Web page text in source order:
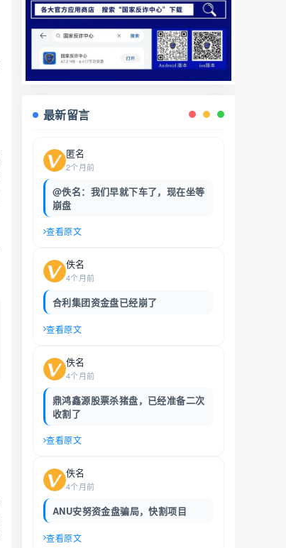
最新留言
匿名
2个月前
@佚名：我们早就下车了，现在坐等
崩盘
查看原文
佚名
4个月前
合利集团资金盘已经崩了
查看原文
佚名
4个月前
鼎鸿鑫源股票杀猪盘，已经准备二次
收割了
查看原文
佚名
4个月前
ANU安努资金盘骗局，快割项目
查看原文